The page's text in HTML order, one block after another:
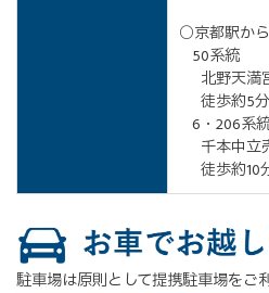
○京都駅から
50系統
北野天満
徒歩約5分
6・206系
千本中立
徒歩約10
駐車場は原則として提携駐車場をご